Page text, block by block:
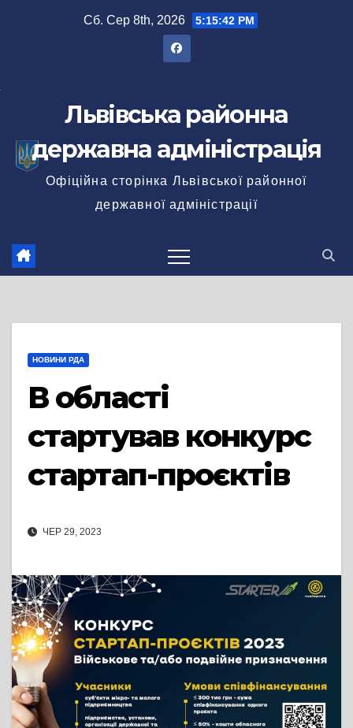
Сб. Сер 8th, 2026 5:15:43 PM
Львівська районна
державна адміністрація
Офіційна сторінка Львівської районної
державної адміністрації
НОВИНИ РДА
В області
стартував конкурс
стартап-проєктів
ЧЕР 29, 2023